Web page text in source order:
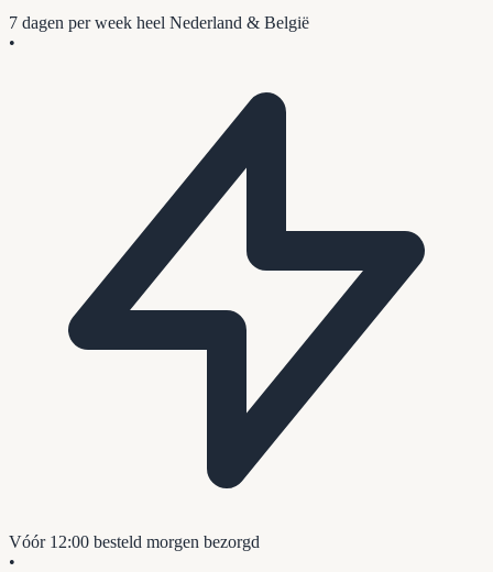
7 dagen per week heel Nederland & België
•
Vóór 12:00 besteld morgen bezorgd
•